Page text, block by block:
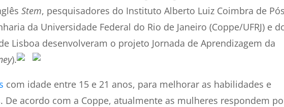
Stem, pesquisadores do Instituto Alberto Luiz Coimbra de
da Universidade Federal do Rio de Janeiro (Coppe/UFRJ) e
Lisboa desenvolveram o projeto Jornada de Aprendizagem da
).
com idade entre 15 e 21 anos, para melhorar as habilidades e
De acordo com a Coppe, atualmente as mulheres respondem